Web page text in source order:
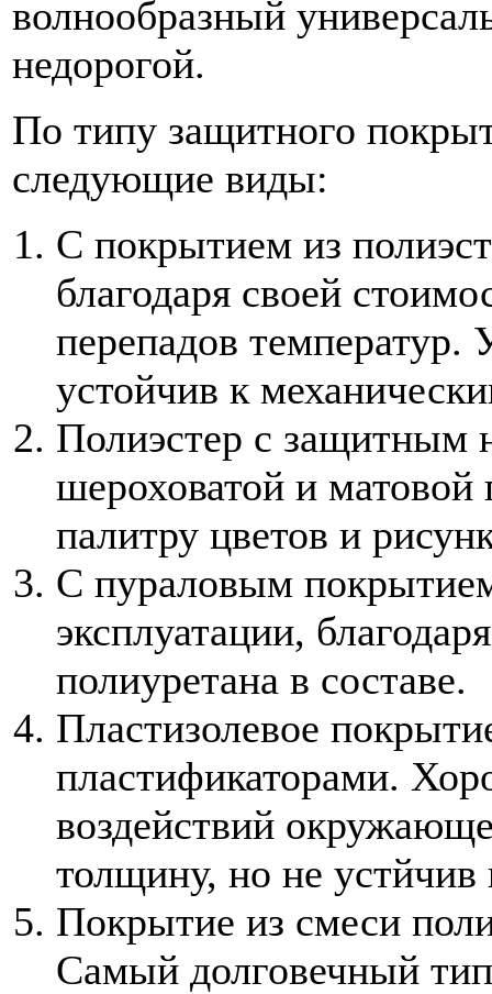
волнообразный
недорогой.
По типу защитного
следующие виды:
С покрытием из
благодаря своей
перепадов
устойчив к
Полиэстер с защитным
шероховатой и
палитру цветов и
С пураловым
эксплуатации,
полиуретана в составе.
Пластизолевое
пластификаторами.
воздействий
толщину, но не
Покрытие из смеси
Самый долговечный